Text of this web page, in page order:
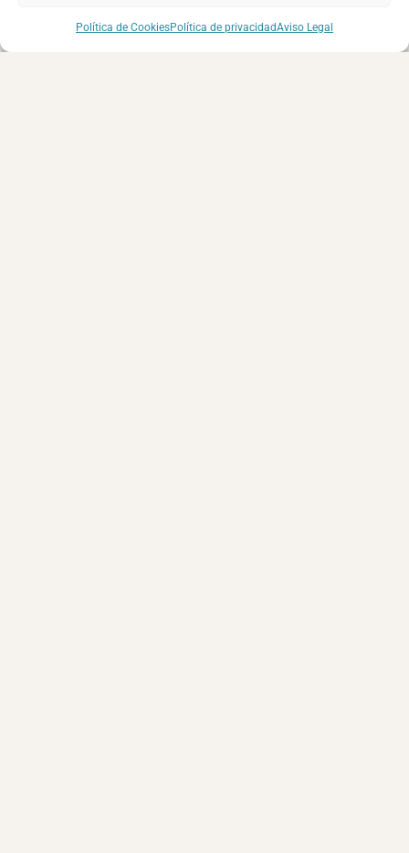
Política de CookiesPolítica de privacidadAviso Legal